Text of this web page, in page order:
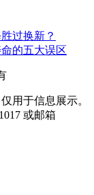
过换新？
的五大误区
用于信息展示。
或邮箱